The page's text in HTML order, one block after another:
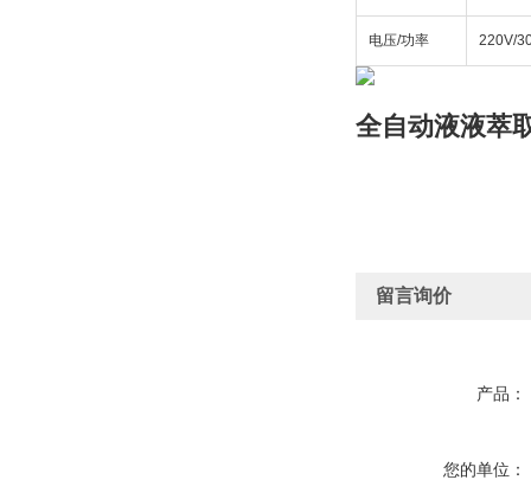
电压/功率 220V/
全自动液液萃
留言询价
产品：
您的单位：